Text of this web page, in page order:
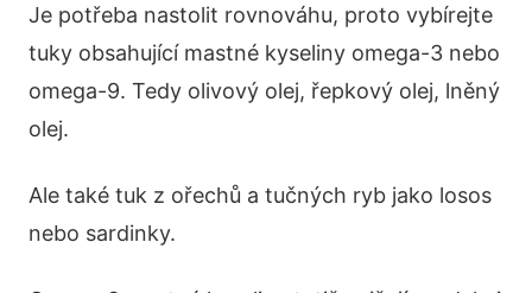
Je potřeba nastolit rovnováhu, proto vybírejte
tuky obsahující mastné kyseliny omega-3 nebo
omega-9. Tedy olivový olej, řepkový olej, lněný
olej.
Ale také tuk z ořechů a tučných ryb jako losos
nebo sardinky.